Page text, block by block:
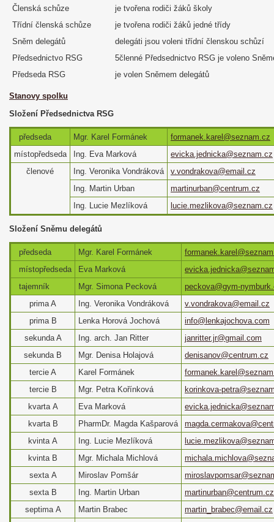
Členská schůze
je tvořena rodiči žáků školy
Třídní členská schůze
je tvořena rodiči žáků jedné třídy
Sněm delegátů
delegáti jsou voleni třídní členskou schůzí
Předsednictvo RSG
5členné Předsednictvo RSG je voleno
Předseda RSG
je volen Sněmem delegátů
Stanovy spolku
Složení Předsednictva RSG
předseda Mgr. Karel Formánek
formanek.karel@seznam.cz
místopředseda
Ing. Eva Marková
evicka.jednicka@seznam.cz
členové
Ing. Veronika Vondráková
v.vondrakova@email.cz
Ing. Martin Urban
martinurban@centrum.cz
Ing. Lucie Mezlíková
lucie.mezlikova@seznam.cz
Složení Sněmu delegátů
předseda Mgr. Karel Formánek
místopředseda
Eva Marková
tajemník
Mgr. Simona Pecková
peckova@gym-
prima A
Ing. Veronika Vondráková
v.vondrakova@email.cz
prima B
Lenka Horová Jochová
info@lenkajochova.com
sekunda A
Ing. arch. Jan Ritter
janritter.jr@gmail.com
sekunda B
Mgr. Denisa Holajová
denisanov@centrum.cz
tercie A
Karel Formánek
tercie B
Mgr. Petra Kořínková
korinkova-
kvarta A
Eva Marková
kvarta B
PharmDr. Magda Kašparová
kvinta A
Ing. Lucie Mezlíková
kvinta B
Mgr. Michala Michlová
sexta A
Miroslav Pomšár
sexta B
Ing. Martin Urban
martinurban@centrum.cz
septimaA Martin Brabec
martin_brabec@email.cz